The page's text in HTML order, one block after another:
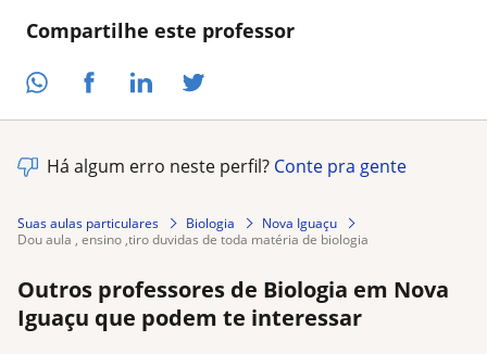
Compartilhe este professor
Há algum erro neste perfil? Conte pra gente
Suas aulas particulares Biologia
Nova Iguaçu
dou aula , ensino ,tiro duvidas de toda matéria de biologia
Outros professores de Biologia em Nova
Iguaçu que podem te interessar